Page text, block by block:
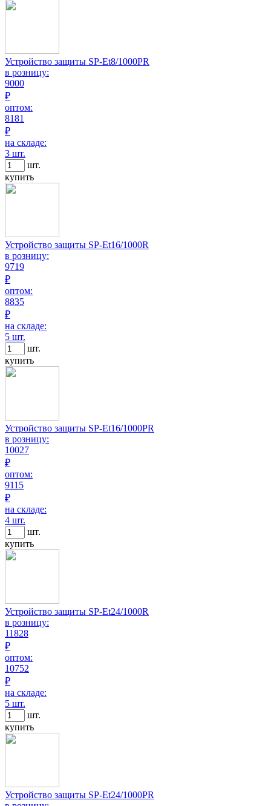
Устройство защиты SP-Et8/1000PR
в розницу:
9000
₽
оптом:
8181
₽
на складе:
3 шт.
шт.
купить
Устройство защиты SP-Et16/1000R
в розницу:
9719
₽
оптом:
8835
₽
на складе:
5 шт.
шт.
купить
Устройство защиты SP-Et16/1000PR
в розницу:
10027
₽
оптом:
9115
₽
на складе:
4 шт.
шт.
купить
Устройство защиты SP-Et24/1000R
в розницу:
11828
₽
оптом:
10752
₽
на складе:
5 шт.
шт.
купить
Устройство защиты SP-Et24/1000PR